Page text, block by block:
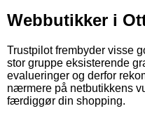
Webbutikker i
Trustpilot frembyder visse
stor gruppe eksisterende
evalueringer og derfor
nærmere på netbutikkens
færdiggør din shopping.